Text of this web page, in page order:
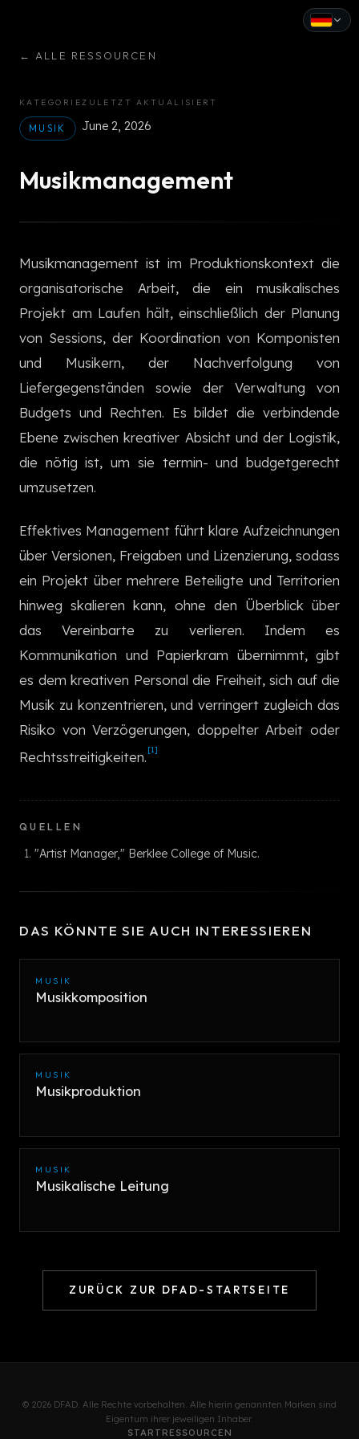
← ALLE RESSOURCEN
KATEGORIE
MUSIK
ZULETZT AKTUALISIERT
June 2, 2026
Musikmanagement
Musikmanagement ist im Produktionskontext die
organisatorische Arbeit, die ein musikalisches
Projekt am Laufen hält, einschließlich der Planung
von Sessions, der Koordination von Komponisten
und Musikern, der Nachverfolgung von
Liefergegenständen sowie der Verwaltung von
Budgets und Rechten. Es bildet die verbindende
Ebene zwischen kreativer Absicht und der Logistik,
die nötig ist, um sie termin- und budgetgerecht
umzusetzen.
Effektives Management führt klare Aufzeichnungen
über Versionen, Freigaben und Lizenzierung, sodass
ein Projekt über mehrere Beteiligte und Territorien
hinweg skalieren kann, ohne den Überblick über
das Vereinbarte zu verlieren. Indem es
Kommunikation und Papierkram übernimmt, gibt
es dem kreativen Personal die Freiheit, sich auf die
Musik zu konzentrieren, und verringert zugleich das
Risiko von Verzögerungen, doppelter Arbeit oder
Rechtsstreitigkeiten. [1]
QUELLEN
"Artist Manager," Berklee College of Music.
DAS KÖNNTE SIE AUCH INTERESSIEREN
MUSIK
Musikkomposition
MUSIK
Musikproduktion
MUSIK
Musikalische Leitung
ZURÜCK ZUR DFAD-STARTSEITE
© 2026 DFAD. Alle Rechte vorbehalten. Alle hierin genannten Marken sind
Eigentum ihrer jeweiligen Inhaber.
START RESSOURCEN
Русский
日本語
한국어